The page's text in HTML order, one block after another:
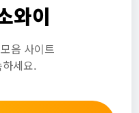
와이
음 사이트
세요.